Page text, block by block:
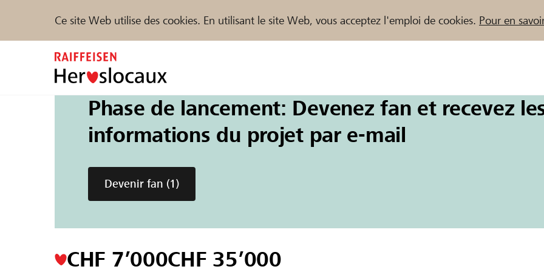
Ce site Web utilise des cookies. En utilisant le site Web, vous acceptez l'emploi de cookies. Pour en
Trouvez des projets et des organisations
DE FR IT
Sponsoring beim Dance
Tanzwettbewerb in
Un projet de la région de la Raiffeisenbank Cham-Steinhausen
Phase de lancement: Devenez fan et recevez
informations du projet par e-mail
Devenir fan (1)
CHF 7’000CHF 35’000